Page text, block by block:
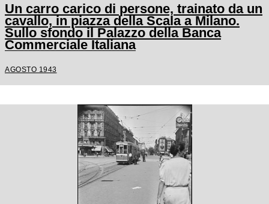
Un carro carico di persone, trainato da un
cavallo, in piazza della Scala a Milano.
Sullo sfondo il Palazzo della Banca
Commerciale Italiana
AGOSTO 1943